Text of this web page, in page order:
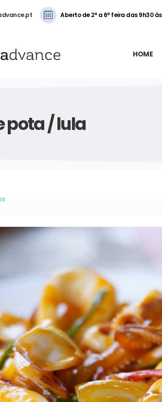
Aberto de 2ª a 6ª feira das 9h30
HOME
pota / lula